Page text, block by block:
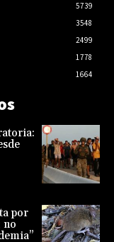
5739
3548
2499
1778
1664
por
no